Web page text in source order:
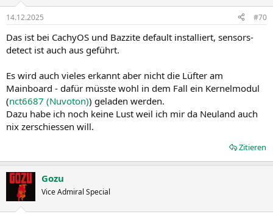
14.12.2025 #70
Das ist bei CachyOS und Bazzite default installiert, sensors-
detect ist auch aus geführt.
Es wird auch vieles erkannt aber nicht die Lüfter am
Mainboard - dafür müsste wohl in dem Fall ein Kernelmodul
(nct6687 (Nuvoton)) geladen werden.
Dazu habe ich noch keine Lust weil ich mir da Neuland auch
nix zerschiessen will.
Zitieren
Gozu
Vice Admiral Special